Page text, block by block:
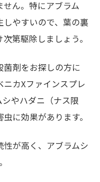
ん。特にアブラム
やすいので、葉の裏
第駆除しましょう。
剤をお探しの方に
カXファインスプレ
やハダニ（ナス限
に効果があります。
が高く、アブラムシ